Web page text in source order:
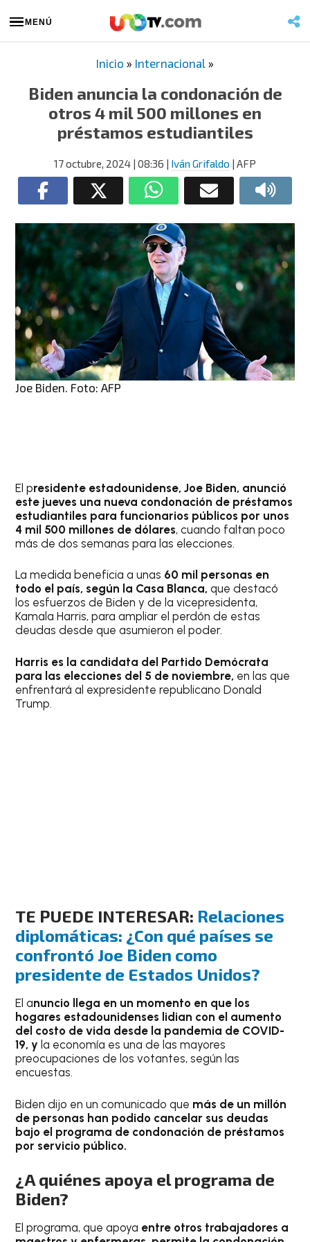
MENÚ
Inicio » Internacional »
Biden anuncia la condonación de
otros 4 mil 500 millones en
préstamos estudiantiles
17 octubre, 2024 | 08:36 | Iván Grifaldo | AFP
Joe Biden. Foto: AFP
El presidente estadounidense, Joe Biden, anunció
este jueves una nueva condonación de préstamos
estudiantiles para funcionarios públicos por unos
4 mil 500 millones de dólares, cuando faltan poco
más de dos semanas para las elecciones.
La medida beneficia a unas 60 mil personas en
todo el país, según la Casa Blanca,que destacó
los esfuerzos de Biden y de la vicepresidenta,
Kamala Harris, para ampliar el perdón de estas
deudas desde que asumieron el poder.
Harris es la candidata del Partido Demócrata
para las elecciones del 5 de noviembre, en las que
enfrentará al expresidente republicano Donald
Trump.
TE PUEDE INTERESAR: Relaciones
diplomáticas: ¿Con qué países se
confrontó Joe Biden como
presidente de Estados Unidos?
El anuncio llega en un momento en que los
hogares estadounidenses lidian con el aumento
del costo de vida desde la pandemia de COVID-
19, y la economía es una de las mayores
preocupaciones de los votantes, según las
encuestas.
Biden dijo en un comunicado que más de un millón
de personas han podido cancelar sus deudas
bajo el programa de condonación de préstamos
por servicio público.
¿A quiénes apoya el programa de
Biden?
El programa, que apoya entre otros trabajadores a